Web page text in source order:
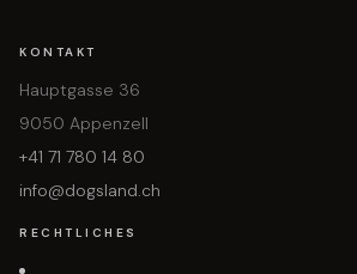
KONTAKT
Hauptgasse 36
9050 Appenzell
+41 71 780 14 80
info@dogsland.ch
RECHTLICHES